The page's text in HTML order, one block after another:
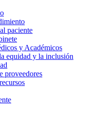
paciente
y Académicos
equidad y la inclusión
proveedores
recursos